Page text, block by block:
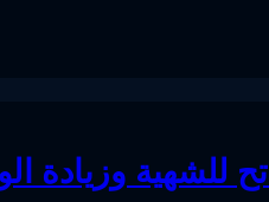
للشهية وزيادة